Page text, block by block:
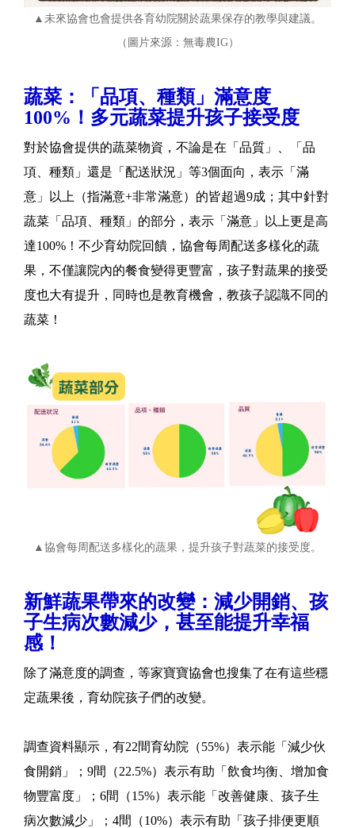
▲未來協會也會提供各育幼院關於蔬果保存的教學與建議。
（圖片來源：無毒農IG）
蔬菜：「品項、種類」滿意度
100%！多元蔬菜提升孩子接受度
對於協會提供的蔬菜物資，不論是在「品質」、「品
項、種類」還是「配送狀況」等3個面向，表示「滿
意」以上（指滿意+非常滿意）的皆超過9成；其中針對
蔬菜「品項、種類」的部分，表示「滿意」以上更是高
達100%！不少育幼院回饋，協會每周配送多樣化的蔬
果，不僅讓院內的餐食變得更豐富，孩子對蔬果的接受
度也大有提升，同時也是教育機會，教孩子認識不同的
蔬菜！
▲協會每周配送多樣化的蔬果，提升孩子對蔬菜的接受度。
新鮮蔬果帶來的改變：減少開銷、孩
子生病次數減少，甚至能提升幸福
感！
除了滿意度的調查，等家寶寶協會也搜集了在有這些穩
定蔬果後，育幼院孩子們的改變。
調查資料顯示，有22間育幼院（55%）表示能「減少伙
食開銷」；9間（22.5%）表示有助「飲食均衡、增加食
物豐富度」；6間（15%）表示能「改善健康、孩子生
病次數減少」；4間（10%）表示有助「孩子排便更順